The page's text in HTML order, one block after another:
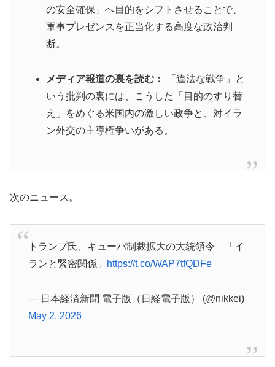
の安全確保」へ目的をシフトさせることで、
軍事プレゼンスを正当化する高度な政治判
断。
メディア報道の裏を読む：
「違法な戦争」と
いう批判の裏には、こうした「目的のすり替
え」をめぐる米国内の激しい政争と、対イラ
ン外交の主導権争いがある。
次のニュース。
トランプ氏、キューバ制裁拡大の大統領令 「イ
ランと緊密関係」
https://t.co/WAP7tfQDFe
— 日本経済新聞 電子版（日経電子版） (@nikkei)
May 2, 2026